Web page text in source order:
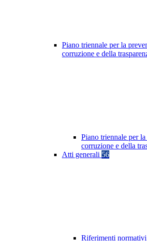
Piano triennale per la
corruzione e della
Piano triennale per
corruzione e della
Atti generali 56
Riferimenti